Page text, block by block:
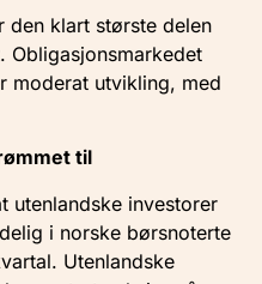
den klart største delen
Obligasjonsmarkedet
moderat utvikling, med
til
utenlandske investorer
i norske børsnoterte
Utenlandske